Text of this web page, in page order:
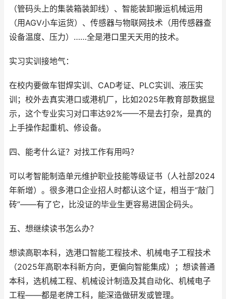
（管码头上的集装箱装卸线）、智能装卸搬运机械运用
（用AGV小车运货）、传感器与物联网技术（用传感器查
设备温度、压力）……全是港口里天天用的技术。
实习实训接地气：
在校内要做车钳焊实训、CAD考证、PLC实训、液压实
训；校外去真实港口或港机厂，比如2025年教育部数据显
示，这个专业实习对口率达92%——不是去打杂，是真的
上手操作起重机、修设备。
四、能考什么证？对找工作有用吗？
可以考智能制造单元维护职业技能等级证书（人社部2024
年新增）。很多港口企业招人时都认这个证，相当于“敲门
砖”——有了它，比没证的毕业生更容易进国企码头。
五、想继续读书怎么办？
想读高职本科，选港口智能工程技术、机械电子工程技术
（2025年高职本科新方向，更偏向智能集成）；想读普通
本科，选机械工程、机械设计制造及其自动化、机械电子
工程——都是老牌工科，能深造做研发或管理。